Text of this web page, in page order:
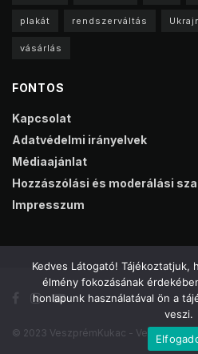
plakát rendszerváltás
vásárlás
FONTOS
Kapcsolat
Adatvédelmi irányelvek
Médiaajánlat
Hozzászólási és moderálási
Impresszum
© 2023 VeszprémKukac - Veszprém
Kedves Látogató! Tájékoztatjuk,
élmény fokozásának
honlapunk használatával ön a
veszi.